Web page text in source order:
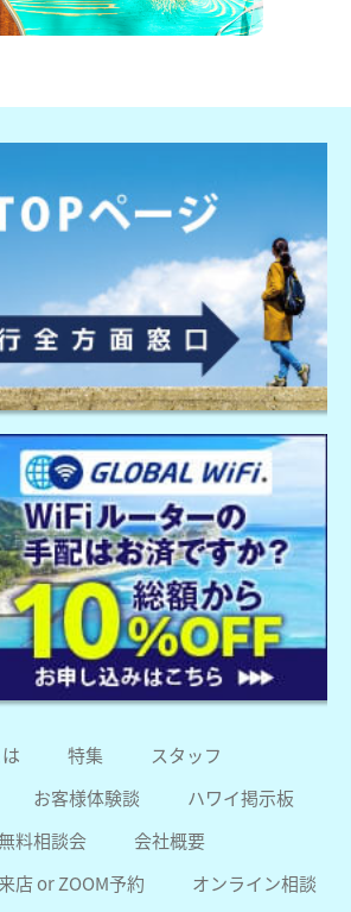
特集
スタッフ
お客様体験談
ハワイ掲示板
無料相談会
会社概要
来店 or ZOOM予約
オンライン相談